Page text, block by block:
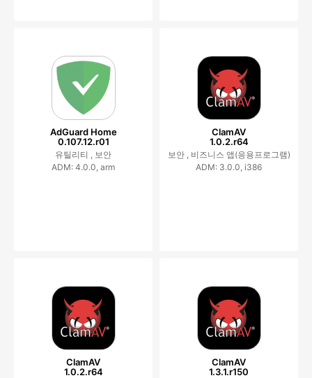
AdGuard Home
0.107.12.r01
유틸리티 ,
보안
ADM: 4.0.0, arm
ClamAV
1.0.2.r64
보안 , 비즈니스 앱(응용프로그램)
ADM: 3.0.0, i386
ClamAV
1.0.2.r64
ClamAV
1.3.1.r150